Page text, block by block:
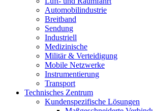
Automobilindustrie
Breitband
Sendung
Industriell
Medizinische
Militär & Verteidigung
Mobile Netzwerke
Instrumentierung
Transport
Technisches Zentrum
Kundenspezifische Lösungen